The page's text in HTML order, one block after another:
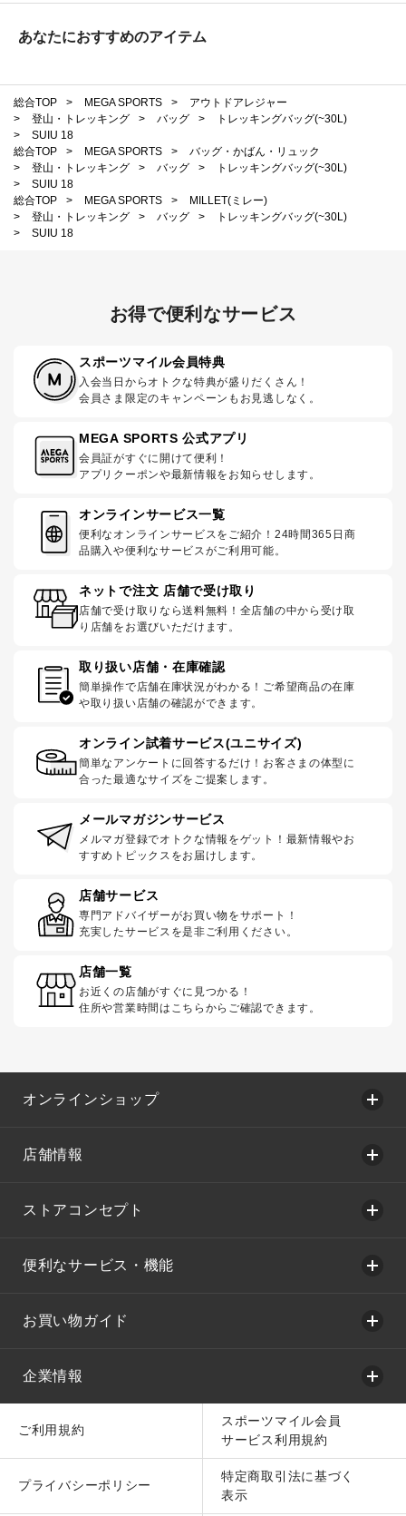
あなたにおすすめのアイテム
総合TOP > MEGA SPORTS >
アウトドアレジャー
>
登山・トレッキング > バッグ >
トレッキングバッグ(~30L)
>
SUIU 18
総合TOP
> MEGA SPORTS >
バッグ・かばん・リュック
>
登山・トレッキング > バッグ >
トレッキングバッグ(~30L)
>
SUIU 18
総合TOP
> MEGA SPORTS >
MILLET(ミレー)
>
登山・トレッキング > バッグ >
トレッキングバッグ(~30L)
>
SUIU 18
お得で便利なサービス
スポーツマイル会員特典
入会当日からオトクな特典が盛りだくさん！
会員さま限定のキャンペーンもお見逃しなく。
MEGA SPORTS 公式アプリ
会員証がすぐに開けて便利！
アプリクーポンや最新情報をお知らせします。
オンラインサービス一覧
便利なオンラインサービスをご紹介！24時間365日商
品購入や便利なサービスがご利用可能。
ネットで注文 店舗で受け取り
店舗で受け取りなら送料無料！全店舗の中から受け取
り店舗をお選びいただけます。
取り扱い店舗・在庫確認
簡単操作で店舗在庫状況がわかる！ご希望商品の在庫
や取り扱い店舗の確認ができます。
オンライン試着サービス(ユニサイズ)
簡単なアンケートに回答するだけ！お客さまの体型に
合った最適なサイズをご提案します。
メールマガジンサービス
メルマガ登録でオトクな情報をゲット！最新情報やお
すすめトピックスをお届けします。
店舗サービス
専門アドバイザーがお買い物をサポート！
充実したサービスを是非ご利用ください。
店舗一覧
お近くの店舗がすぐに見つかる！
住所や営業時間はこちらからご確認できます。
オンラインショップ
店舗情報
ストアコンセプト
便利なサービス・機能
お買い物ガイド
企業情報
ご利用規約
スポーツマイル会員
サービス利用規約
プライバシーポリシー
特定商取引法に基づく
表示